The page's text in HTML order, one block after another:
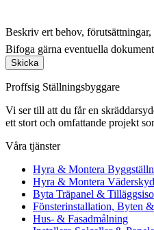
Beskriv ert behov,
Bifoga gärna eventuella
Skicka
Proffsig Ställningsbyggare
Vi ser till att du får en
ett stort och omfattande projekt
Våra tjänster
Hyra & Montera
Hyra & Montera
Byta Träpanel &
Fönsterinstallation, Byten
Hus- & Fasadmålning